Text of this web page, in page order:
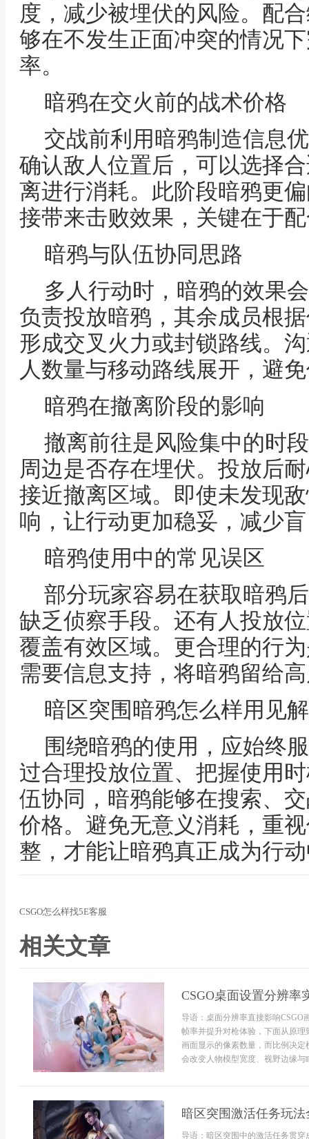
度，减少被埋伏的风险。配
够在不发生正面冲突的情况
率。
暗鸦在交火前的战术价格
交战前利用暗鸦制造信息
确认敌人位置后，可以选择
离进行消耗。此阶段暗鸦更
接带来击败效果，关键在于
暗鸦与队伍协同思路
多人行动时，暗鸦的效果
负责投放暗鸦，其余成员根
形成交叉火力或封锁路线。
人数量与移动路线展开，避
暗鸦在撤离阶段的影响
撤离前往是风险集中的时
周边是否存在埋伏。投放后
接近撤离区域。即使未发现
响，让行动更加稳妥，减少
暗鸦使用中的常见误区
部分玩家容易在获取暗鸦
缺乏侦察手段。还有人投放
覆盖有效区域。更合理的行
需要信息支持，将暗鸦留给
暗区突围暗鸦怎么样用见
围绕暗鸦的使用，应始终
过合理投放位置、把握使用
伍协同，暗鸦能够在搜索、
价格。避免无意义消耗，重
整，才能让暗鸦真正成为行
CSGO怎么样找5E客服
相关文章
CSGO桌面设置分辨率
导语：桌面分辨率直接影响CSGO
帧率并提升对枪体验，下面从原
画面显示的像素数量，而比例决定
会改变人物模型宽度、视野边缘
暗区突围激活任务玩法
导语：暗区突围中的激活任务贯